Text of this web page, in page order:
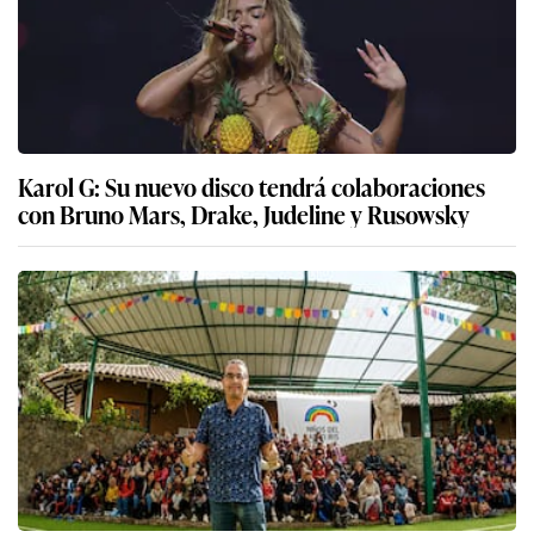
Karol G: Su nuevo disco tendrá colaboraciones
con Bruno Mars, Drake, Judeline y Rusowsky